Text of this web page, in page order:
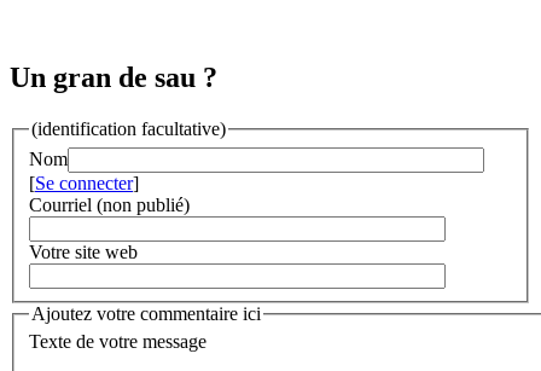
Un gran de sau ?
(identification facultative)
Nom
[Se connecter]
Courriel (non publié)
Votre site web
Ajoutez votre commentaire ici
Texte de votre message